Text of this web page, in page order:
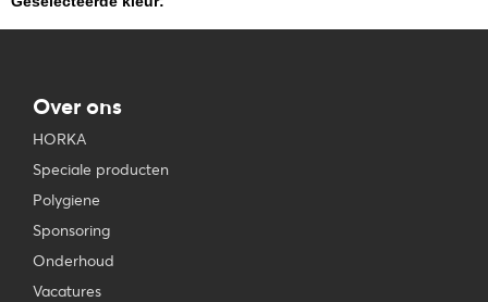
Over ons
HORKA
Speciale producten
Polygiene
Sponsoring
Onderhoud
Vacatures